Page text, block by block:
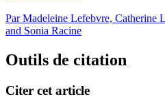
Par Madeleine Lefebvre, Catherine
and Sonia Racine
Outils de citation
Citer cet article